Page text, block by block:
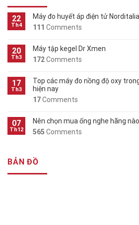
22
Th4
Máy đo huyết áp điện tử
111 Comments
20
Th3
Máy tập kegel Dr Xmen
172Comments
17
Th3
Top các máy đo nồng độ oxy
hiện nay
17Comments
07
Th12
Nên chọn mua ống nghe hãng
565 Comments
BẢN ĐỒ